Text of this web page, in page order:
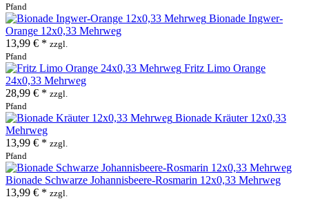
Pfand
Bionade Ingwer-
Orange 12x0,33 Mehrweg
13,99 € * zzgl.
Pfand
Fritz Limo Orange
24x0,33 Mehrweg
28,99 € * zzgl.
Pfand
Bionade Kräuter 12x0,33
Mehrweg
13,99 € * zzgl.
Pfand
Bionade Schwarze Johannisbeere-Rosmarin 12x0,33 Mehrweg
13,99 € * zzgl.